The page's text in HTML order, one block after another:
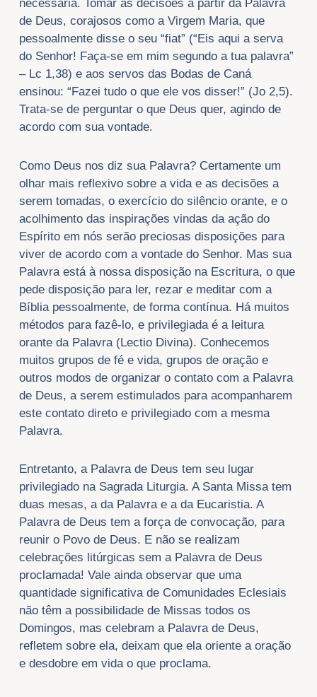
necessária. Tomar as decisões a partir da Palavra
de Deus, corajosos como a Virgem Maria, que
pessoalmente disse o seu “fiat” (“Eis aqui a serva
do Senhor! Faça-se em mim segundo a tua palavra”
– Lc 1,38) e aos servos das Bodas de Caná
ensinou: “Fazei tudo o que ele vos disser!” (Jo 2,5).
Trata-se de perguntar o que Deus quer, agindo de
acordo com sua vontade.
Como Deus nos diz sua Palavra? Certamente um
olhar mais reflexivo sobre a vida e as decisões a
serem tomadas, o exercício do silêncio orante, e o
acolhimento das inspirações vindas da ação do
Espírito em nós serão preciosas disposições para
viver de acordo com a vontade do Senhor. Mas sua
Palavra está à nossa disposição na Escritura, o que
pede disposição para ler, rezar e meditar com a
Bíblia pessoalmente, de forma contínua. Há muitos
métodos para fazê-lo, e privilegiada é a leitura
orante da Palavra (Lectio Divina). Conhecemos
muitos grupos de fé e vida, grupos de oração e
outros modos de organizar o contato com a Palavra
de Deus, a serem estimulados para acompanharem
este contato direto e privilegiado com a mesma
Palavra.
Entretanto, a Palavra de Deus tem seu lugar
privilegiado na Sagrada Liturgia. A Santa Missa tem
duas mesas, a da Palavra e a da Eucaristia. A
Palavra de Deus tem a força de convocação, para
reunir o Povo de Deus. E não se realizam
celebrações litúrgicas sem a Palavra de Deus
proclamada! Vale ainda observar que uma
quantidade significativa de Comunidades Eclesiais
não têm a possibilidade de Missas todos os
Domingos, mas celebram a Palavra de Deus,
refletem sobre ela, deixam que ela oriente a oração
e desdobre em vida o que proclama.